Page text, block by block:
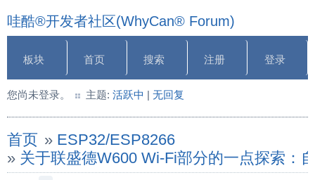
哇酷®开发者社区(WhyCan® Forum)
板块 首页 搜索 注册 登录
您尚未登录。 主题: 活跃中 | 无回复
首页 » ESP32/ESP8266
» 关于联盛德W600 Wi-Fi部分的一点探索：